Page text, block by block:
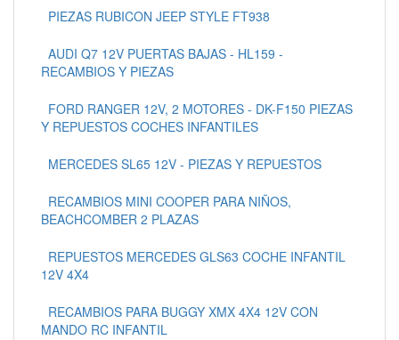
PIEZAS RUBICON JEEP STYLE FT938
AUDI Q7 12V PUERTAS BAJAS - HL159 -
RECAMBIOS Y PIEZAS
FORD RANGER 12V, 2 MOTORES - DK-F150 PIEZAS
Y REPUESTOS COCHES INFANTILES
MERCEDES SL65 12V - PIEZAS Y REPUESTOS
RECAMBIOS MINI COOPER PARA NIÑOS,
BEACHCOMBER 2 PLAZAS
REPUESTOS MERCEDES GLS63 COCHE INFANTIL
12V 4X4
RECAMBIOS PARA BUGGY XMX 4X4 12V CON
MANDO RC INFANTIL